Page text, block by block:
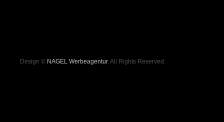
Design © NAGEL Werbeagentur. All Rights Reserved.